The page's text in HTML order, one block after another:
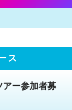
ス
アー参加者募